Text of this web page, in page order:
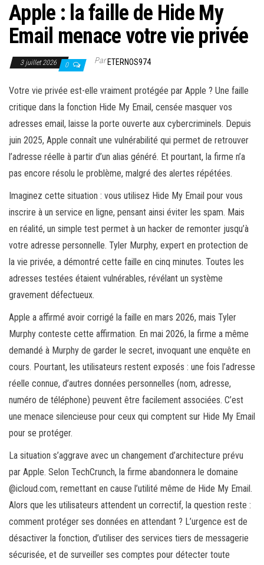
Apple : la faille de Hide My
Email menace votre vie privée
3 juillet 2026 0 ParETERNOS974
Votre vie privée est-elle vraiment protégée par Apple ? Une faille
critique dans la fonction Hide My Email, censée masquer vos
adresses email, laisse la porte ouverte aux cybercriminels. Depuis
juin 2025, Apple connaît une vulnérabilité qui permet de retrouver
l’adresse réelle à partir d’un alias généré. Et pourtant, la firme n’a
pas encore résolu le problème, malgré des alertes répétées.
Imaginez cette situation : vous utilisez Hide My Email pour vous
inscrire à un service en ligne, pensant ainsi éviter les spam. Mais
en réalité, un simple test permet à un hacker de remonter jusqu’à
votre adresse personnelle. Tyler Murphy, expert en protection de
la vie privée, a démontré cette faille en cinq minutes. Toutes les
adresses testées étaient vulnérables, révélant un système
gravement défectueux.
Apple a affirmé avoir corrigé la faille en mars 2026, mais Tyler
Murphy conteste cette affirmation. En mai 2026, la firme a même
demandé à Murphy de garder le secret, invoquant une enquête en
cours. Pourtant, les utilisateurs restent exposés : une fois l’adresse
réelle connue, d’autres données personnelles (nom, adresse,
numéro de téléphone) peuvent être facilement associées. C’est
une menace silencieuse pour ceux qui comptent sur Hide My Email
pour se protéger.
La situation s’aggrave avec un changement d’architecture prévu
par Apple. Selon TechCrunch, la firme abandonnera le domaine
@icloud.com, remettant en cause l’utilité même de Hide My Email.
Alors que les utilisateurs attendent un correctif, la question reste :
comment protéger ses données en attendant ? L’urgence est de
désactiver la fonction, d’utiliser des services tiers de messagerie
sécurisée, et de surveiller ses comptes pour détecter toute